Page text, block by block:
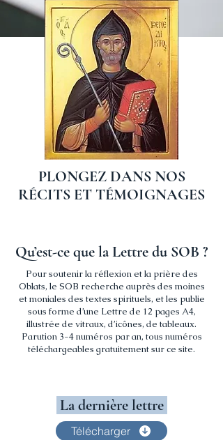
PLONGEZ DANS NOS
RÉCITS ET TÉMOIGNAGES
Qu’est-ce que la Lettre du SOB ?
Pour soutenir la réflexion et la prière des
Oblats, le SOB recherche auprès des moines
et moniales des textes spirituels, et les publie
sous forme d’une Lettre de 12 pages A4,
illustrée de vitraux, d’icônes, de tableaux.
Parution 3-4 numéros par an, tous numéros
téléchargeables gratuitement sur ce site.
La dernière lettre
Télécharger